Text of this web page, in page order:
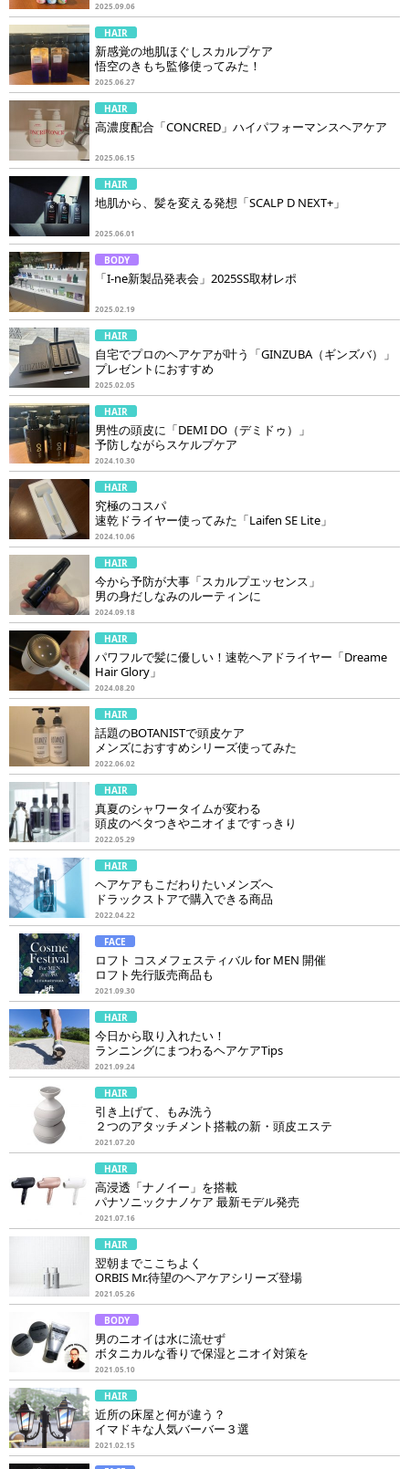
2025.09.06
HAIR
新感覚の地肌ほぐしスカルプケア
悟空のきもち監修使ってみた！
2025.06.27
HAIR
高濃度配合「CONCRED」ハイパフォーマンスヘアケア
2025.06.15
HAIR
地肌から、髪を変える発想「SCALP D NEXT+」
2025.06.01
BODY
「I-ne新製品発表会」2025SS取材レポ
2025.02.19
HAIR
自宅でプロのヘアケアが叶う「GINZUBA（ギンズバ）」
プレゼントにおすすめ
2025.02.05
HAIR
男性の頭皮に「DEMI DO（デミドゥ）」
予防しながらスケルプケア
2024.10.30
HAIR
究極のコスパ
速乾ドライヤー使ってみた「Laifen SE Lite」
2024.10.06
HAIR
今から予防が大事「スカルプエッセンス」
男の身だしなみのルーティンに
2024.09.18
HAIR
パワフルで髪に優しい！速乾ヘアドライヤー「Dreame
Hair Glory」
2024.08.20
HAIR
話題のBOTANISTで頭皮ケア
メンズにおすすめシリーズ使ってみた
2022.06.02
HAIR
真夏のシャワータイムが変わる
頭皮のベタつきやニオイまですっきり
2022.05.29
HAIR
ヘアケアもこだわりたいメンズへ
ドラックストアで購入できる商品
2022.04.22
FACE
ロフト コスメフェスティバル for MEN 開催
ロフト先行販売商品も
2021.09.30
HAIR
今日から取り入れたい！
ランニングにまつわるヘアケアTips
2021.09.24
HAIR
引き上げて、もみ洗う
２つのアタッチメント搭載の新・頭皮エステ
2021.07.20
HAIR
高浸透「ナノイー」を搭載
パナソニックナノケア 最新モデル発売
2021.07.16
HAIR
翌朝までここちよく
ORBIS Mr.待望のヘアケアシリーズ登場
2021.05.26
BODY
男のニオイは水に流せず
ボタニカルな香りで保湿とニオイ対策を
2021.05.10
HAIR
近所の床屋と何が違う？
イマドキな人気バーバー３選
2021.02.15